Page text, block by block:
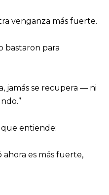
venganza más fuerte.
bastaron para
jamás se recupera — ni
entiende:
ahora es más fuerte,